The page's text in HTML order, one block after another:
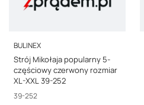
PRODUCENT
BULINEX
Strój Mikołaja popularny 5-
częściowy czerwony rozmiar
XL-XXL 39-252
Kod producenta
39-252